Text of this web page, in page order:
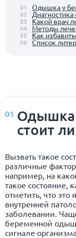
01 Одышка у
02
03 Какой врач
04 Методы
05 Как
06 Список
01 Одышка
стоит
Вызвать такое
различные
например, на
такое состояние,
отметить, что
внутренней
заболевании.
беременной
сигнале